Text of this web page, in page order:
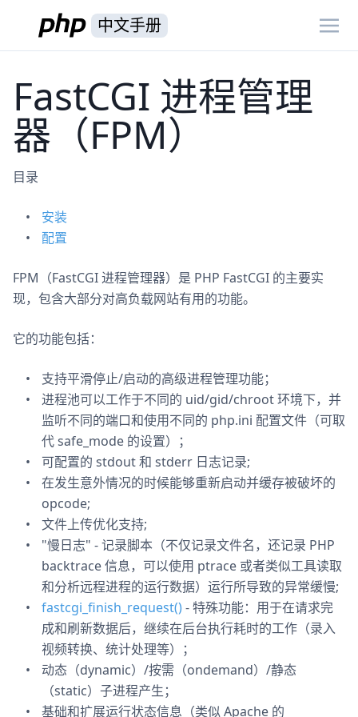
中文手册
FastCGI 进程管理
器（FPM）
目录
安装
配置
FPM（FastCGI 进程管理器）是 PHP FastCGI 的主要实
现，包含大部分对高负载网站有用的功能。
它的功能包括：
支持平滑停止/启动的高级进程管理功能；
进程池可以工作于不同的 uid/gid/chroot 环境下，并
监听不同的端口和使用不同的 php.ini 配置文件（可取
代 safe_mode 的设置）；
可配置的 stdout 和 stderr 日志记录;
在发生意外情况的时候能够重新启动并缓存被破坏的
opcode;
文件上传优化支持;
"慢日志" - 记录脚本（不仅记录文件名，还记录 PHP
backtrace 信息，可以使用 ptrace 或者类似工具读取
和分析远程进程的运行数据）运行所导致的异常缓慢;
fastcgi_finish_request()- 特殊功能：用于在请求完
成和刷新数据后，继续在后台执行耗时的工作（录入
视频转换、统计处理等）；
动态（dynamic）/按需（ondemand）/静态
（static）子进程产生；
基础和扩展运行状态信息（类似 Apache 的